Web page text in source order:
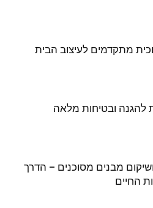
מתקדמים לעיצוב הבית
להגנה ובטיחות מלאה
ושיקום מבנים מסוכנים – הדרך
החיים